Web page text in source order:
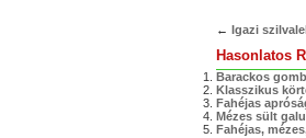
← Igazi
Hasonlatos
Barackos
Klasszikus
Fahéjas
Mézes sült
Fahéjas,